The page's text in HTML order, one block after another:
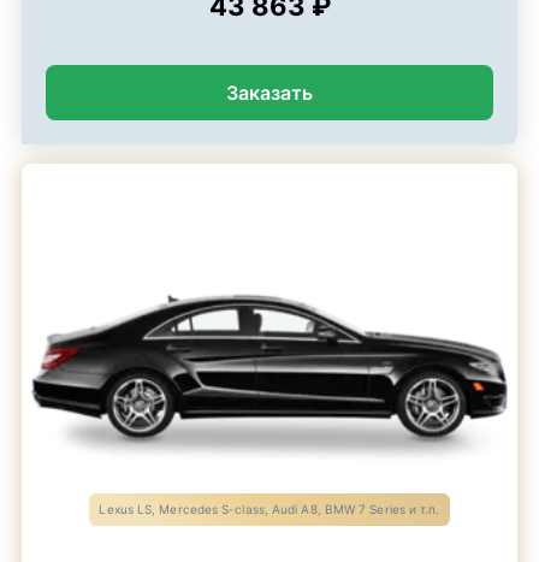
Заказать
Lexus LS, Mercedes S-class, Audi A8, BMW 7 Series и т.п.